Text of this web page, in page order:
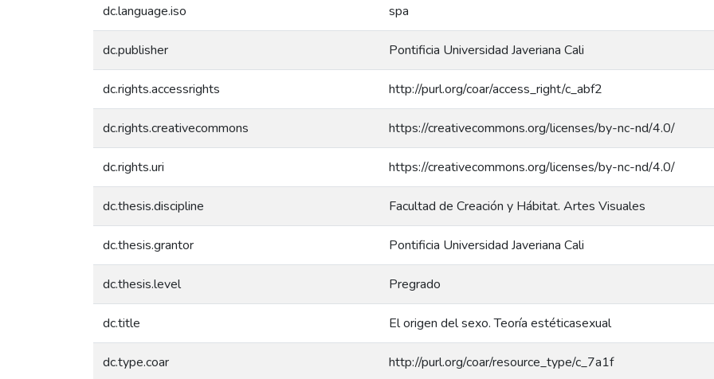
dc.language.iso spa
dc.publisher Pontificia Universidad Javeriana Cali
dc.rights.accessrights http://purl.org/coar/access_right/c_abf2
dc.rights.creativecommons https://creativecommons.org/licenses/by-nc-nd/4.0/
dc.rights.uri https://creativecommons.org/licenses/by-nc-nd/4.0/
dc.thesis.discipline Facultad de Creación y Hábitat. Artes Visuales
dc.thesis.grantor Pontificia Universidad Javeriana Cali
dc.thesis.level Pregrado
dc.title El origen del sexo. Teoría estéticasexual
dc.type.coar http://purl.org/coar/resource_type/c_7a1f